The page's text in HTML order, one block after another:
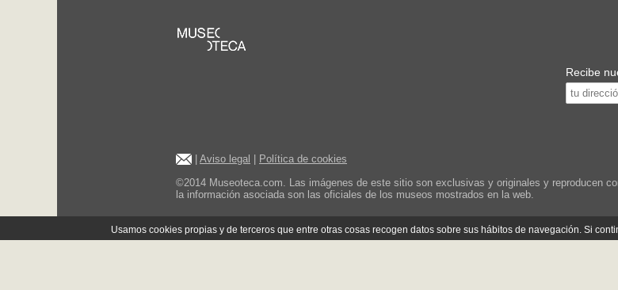
Usamos cookies propias y de terceros que entre otras cosas recogen datos sobre sus hábitos de navegación. Si
Recibe
| Aviso legal | Política de cookies
©2014 Museoteca.com. Las imágenes de este sitio son exclusivas y originales y reproducen
la información asociada son las oficiales de los museos mostrados en la web.